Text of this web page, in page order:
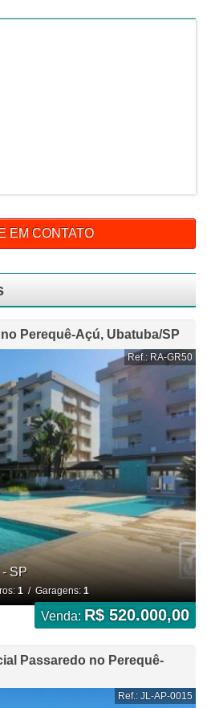
EM CONTATO
Perequê-Açú, Ubatuba/SP
Ref.: RA-GR50
SP
1/ Garagens: 1
Venda: R$ 520.000,00
Passaredo no Perequê-
Ref.: JL-AP-0015